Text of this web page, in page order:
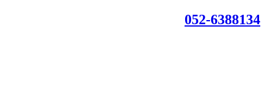
052-6388134